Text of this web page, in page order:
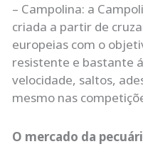
– Campolina: a
criada a partir de
europeias com o
resistente e bastante
velocidade, saltos,
mesmo nas
O mercado da